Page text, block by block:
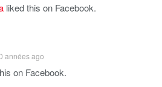
liked this on Facebook.
années ago
on Facebook.